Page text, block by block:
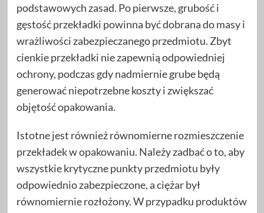
podstawowych zasad. Po pierwsze, grubość i
gęstość przekładki powinna być dobrana do masy i
wrażliwości zabezpieczanego przedmiotu. Zbyt
cienkie przekładki nie zapewnią odpowiedniej
ochrony, podczas gdy nadmiernie grube będą
generować niepotrzebne koszty i zwiększać
objętość opakowania.
Istotne jest również równomierne rozmieszczenie
przekładek w opakowaniu. Należy zadbać o to, aby
wszystkie krytyczne punkty przedmiotu były
odpowiednio zabezpieczone, a ciężar był
równomiernie rozłożony. W przypadku produktów